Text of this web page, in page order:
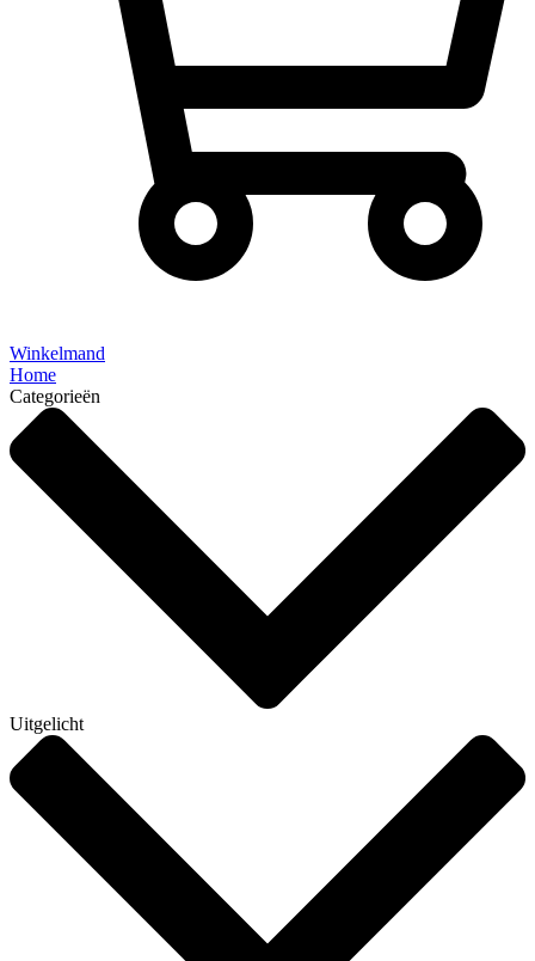
Winkelmand
Home
Categorieën
Uitgelicht